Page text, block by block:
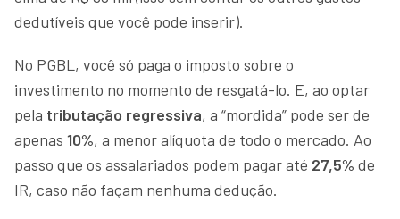
dedutíveis que você pode inserir).
No PGBL, você só paga o imposto sobre o
investimento no momento de resgatá-lo. E, ao optar
pela tributação regressiva, a “mordida” pode ser de
apenas 10%, a menor alíquota de todo o mercado. Ao
passo que os assalariados podem pagar até 27,5% de
IR, caso não façam nenhuma dedução.